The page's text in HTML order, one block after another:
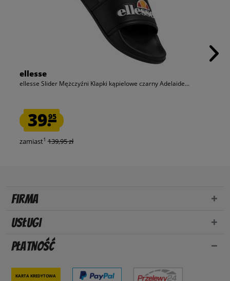
ellesse
ellesse Slider Mężczyźni Klapki kąpielowe czarny Adelaide...
39.95
zamiast1 139,95 zł
Firma
Usługi
Płatność
Karta kredytowa